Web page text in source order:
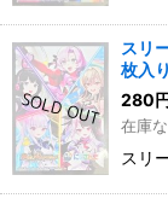
スリ
枚入
280
在庫
スリ